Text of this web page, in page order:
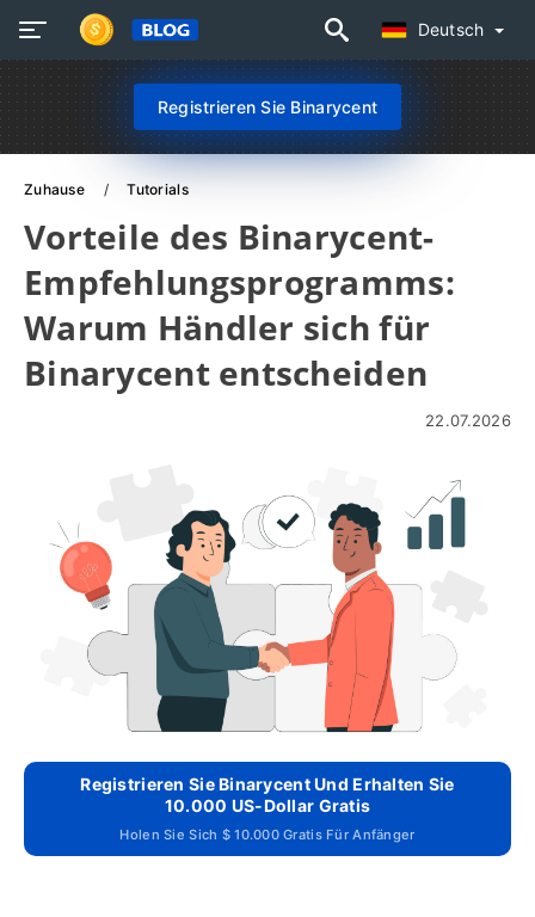
Deutsch
Registrieren Sie Binarycent
Zuhause Tutorials
Vorteile des Binarycent-
Empfehlungsprogramms:
Warum Händler sich für
Binarycent entscheiden
22.07.2026
Registrieren Sie Binarycent Und Erhalten Sie
10.000 US-Dollar Gratis
Holen Sie Sich $ 10.000 Gratis Für Anfänger